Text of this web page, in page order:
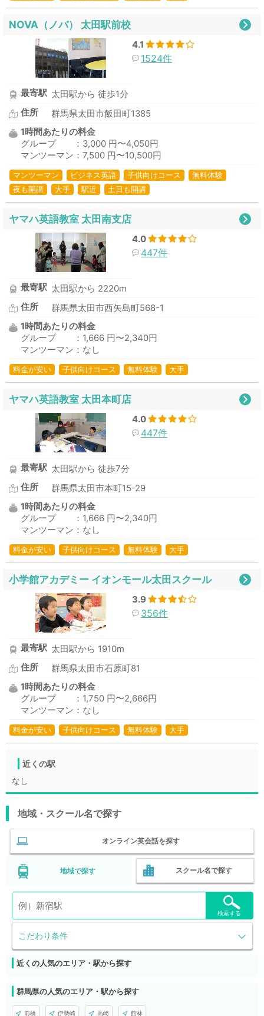
NOVA（ノバ） 太田駅前校
4.1
1524件
最寄駅 太田駅から 徒歩1分
住所
群馬県太田市飯田町1385
1時間あたりの料金
グループ ：3,000 円〜4,050円
マンツーマン：7,500 円〜10,500円
マンツーマン ビジネス英語 子供向けコース
無料体験
夜も開講
大手 駅近 土日も開講
ヤマハ英語教室 太田南支店
4.0
447件
最寄駅 太田駅から 2220m
住所
群馬県太田市西矢島町568-1
1時間あたりの料金
グループ ：1,666 円〜2,340円
マンツーマン：なし
料金が安い 子供向けコース 無料体験 大手
ヤマハ英語教室 太田本町店
4.0
447件
最寄駅 太田駅から 徒歩7分
住所
群馬県太田市本町15-29
1時間あたりの料金
グループ ：1,666 円〜2,340円
マンツーマン：なし
料金が安い 子供向けコース 無料体験 大手
小学館アカデミー イオンモール太田スクール
3.9
356件
最寄駅 太田駅から 1910m
住所
群馬県太田市石原町81
1時間あたりの料金
グループ ：1,750 円〜2,666円
マンツーマン：なし
料金が安い 子供向けコース 無料体験 大手
近くの駅
なし
地域・スクール名で探す
オンライン英会話を探す
地域で探す スクール名で探す
こだわり条件
検索する
近くの人気のエリア・駅から探す
群馬県の人気のエリア・駅から探す
前橋 伊勢崎 高崎 館林